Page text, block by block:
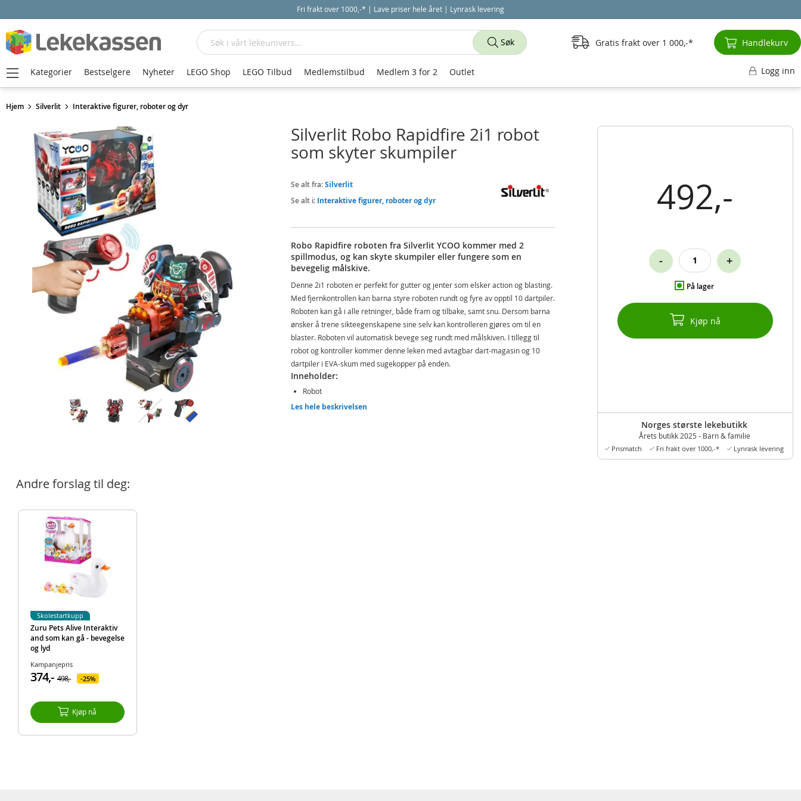
Fri frakt over 1000,-* | Lave priser hele året | Lynrask levering
Hjem Silverlit Interaktive figurer, roboter og dyr
492,-
På lager
- +
Kjøp nå
Norges største lekebutikk
Årets butikk 2025 - Barn & familie
Prismatch Fri frakt over 1000,-* Lynrask levering
Silverlit Robo Rapidfire 2i1 robot
som skyter skumpiler
Se alt fra:Silverlit
Se alt i: Interaktive figurer, roboter og dyr
Robo Rapidfire roboten fra Silverlit YCOO kommer med 2
spillmodus, og kan skyte skumpiler eller fungere som en
bevegelig målskive.
Denne 2i1 roboten er perfekt for gutter og jenter som elsker action og blasting.
Med fjernkontrollen kan barna styre roboten rundt og fyre av opptil 10 dartpiler.
Roboten kan gå i alle retninger, både fram og tilbake, samt snu. Dersom barna
ønsker å trene sikteegenskapene sine selv kan kontrolleren gjøres om til en
blaster. Roboten vil automatisk bevege seg rundt med målskiven. I tillegg til
robot og kontroller kommer denne leken med avtagbar dart-magasin og 10
dartpiler i EVA-skum med sugekopper på enden.
Inneholder:
Robot
Fjernkontroller 2.4 GHz
Les hele beskrivelsen
Andre forslag til deg:
Zuru Pets Alive Interaktiv
and som kan gå - bevegelse
og lyd
Kampanjepris
374,- 498,- 25%
Kjøp nå
Skolestartkupp
Søk
Søk Gratis frakt over 1 000,- Handlekurv
Kategorier Bestselgere Nyheter LEGO Shop LEGO Tilbud Medlemstilbud Medlem 3 for 2 Outlet Logg inn